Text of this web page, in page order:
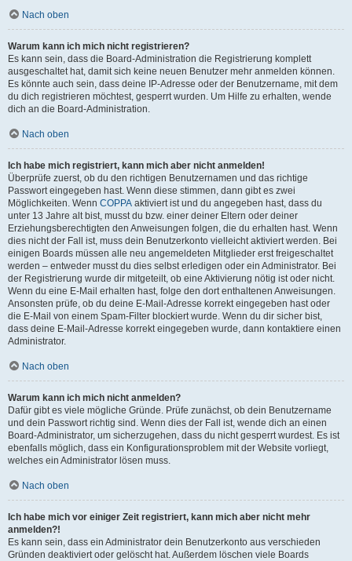
Nach oben
Warum kann ich mich nicht registrieren?
Es kann sein, dass die Board-Administration die Registrierung komplett
ausgeschaltet hat, damit sich keine neuen Benutzer mehr anmelden können.
Es könnte auch sein, dass deine IP-Adresse oder der Benutzername, mit dem
du dich registrieren möchtest, gesperrt wurden. Um Hilfe zu erhalten, wende
dich an die Board-Administration.
Nach oben
Ich habe mich registriert, kann mich aber nicht anmelden!
Überprüfe zuerst, ob du den richtigen Benutzernamen und das richtige
Passwort eingegeben hast. Wenn diese stimmen, dann gibt es zwei
Möglichkeiten. Wenn COPPA aktiviert ist und du angegeben hast, dass du
unter 13 Jahre alt bist, musst du bzw. einer deiner Eltern oder deiner
Erziehungsberechtigten den Anweisungen folgen, die du erhalten hast. Wenn
dies nicht der Fall ist, muss dein Benutzerkonto vielleicht aktiviert werden. Bei
einigen Boards müssen alle neu angemeldeten Mitglieder erst freigeschaltet
werden – entweder musst du dies selbst erledigen oder ein Administrator. Bei
der Registrierung wurde dir mitgeteilt, ob eine Aktivierung nötig ist oder nicht.
Wenn du eine E-Mail erhalten hast, folge den dort enthaltenen Anweisungen.
Ansonsten prüfe, ob du deine E-Mail-Adresse korrekt eingegeben hast oder
die E-Mail von einem Spam-Filter blockiert wurde. Wenn du dir sicher bist,
dass deine E-Mail-Adresse korrekt eingegeben wurde, dann kontaktiere einen
Administrator.
Nach oben
Warum kann ich mich nicht anmelden?
Dafür gibt es viele mögliche Gründe. Prüfe zunächst, ob dein Benutzername
und dein Passwort richtig sind. Wenn dies der Fall ist, wende dich an einen
Board-Administrator, um sicherzugehen, dass du nicht gesperrt wurdest. Es ist
ebenfalls möglich, dass ein Konfigurationsproblem mit der Website vorliegt,
welches ein Administrator lösen muss.
Nach oben
Ich habe mich vor einiger Zeit registriert, kann mich aber nicht mehr
anmelden?!
Es kann sein, dass ein Administrator dein Benutzerkonto aus verschieden
Gründen deaktiviert oder gelöscht hat. Außerdem löschen viele Boards